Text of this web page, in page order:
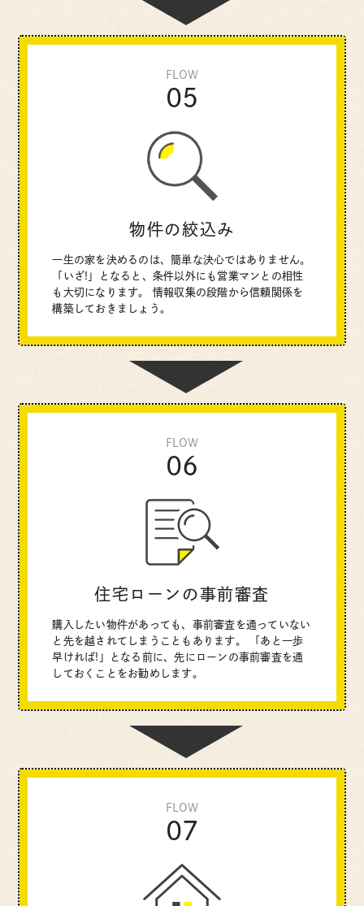
FLOW
05
物件の絞込み
一生の家を決めるのは、簡単な決心ではありません。
「いざ!」となると、条件以外にも営業マンとの相性
も大切になります。
情報収集の段階から信頼関係を
構築しておきましょう。
FLOW
06
住宅ローンの事前審査
購入したい物件があっても、事前審査を通っていない
と先を越されてしまうこともあります。
「あと一歩
早ければ!」となる前に、先にローンの事前審査を通
しておくことをお勧めします。
FLOW
07